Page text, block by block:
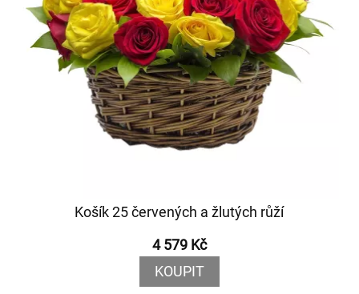
Košík 25 červených a žlutých růží
4 579 Kč
KOUPIT